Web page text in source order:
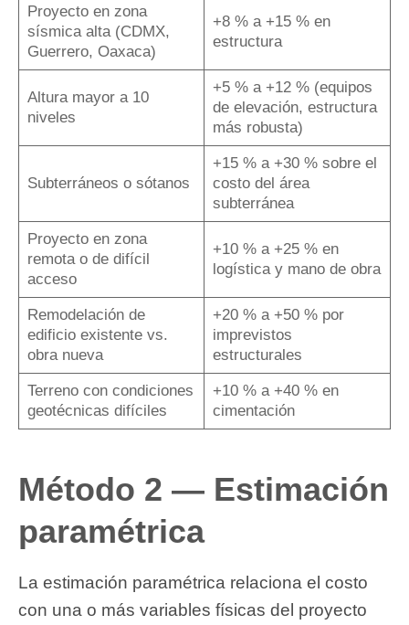
Proyecto en zona
sísmica alta (CDMX,
Guerrero, Oaxaca)
+8 % a +15 % en
estructura
Altura mayor a 10
niveles
+5 % a +12 % (equipos
de elevación, estructura
más robusta)
Subterráneos o sótanos
+15 % a +30 % sobre el
costo del área
subterránea
Proyecto en zona
remota o de difícil
acceso
+10 % a +25 % en
logística y mano de obra
Remodelación de
edificio existente vs.
obra nueva
+20 % a +50 % por
imprevistos
estructurales
Terreno con condiciones
geotécnicas difíciles
+10 % a +40 % en
cimentación
Método 2 — Estimación
paramétrica
La estimación paramétrica relaciona el costo
con una o más variables físicas del proyecto